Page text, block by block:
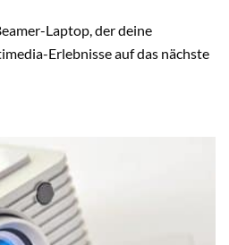
Laptop, der deine
Erlebnisse auf das nächste